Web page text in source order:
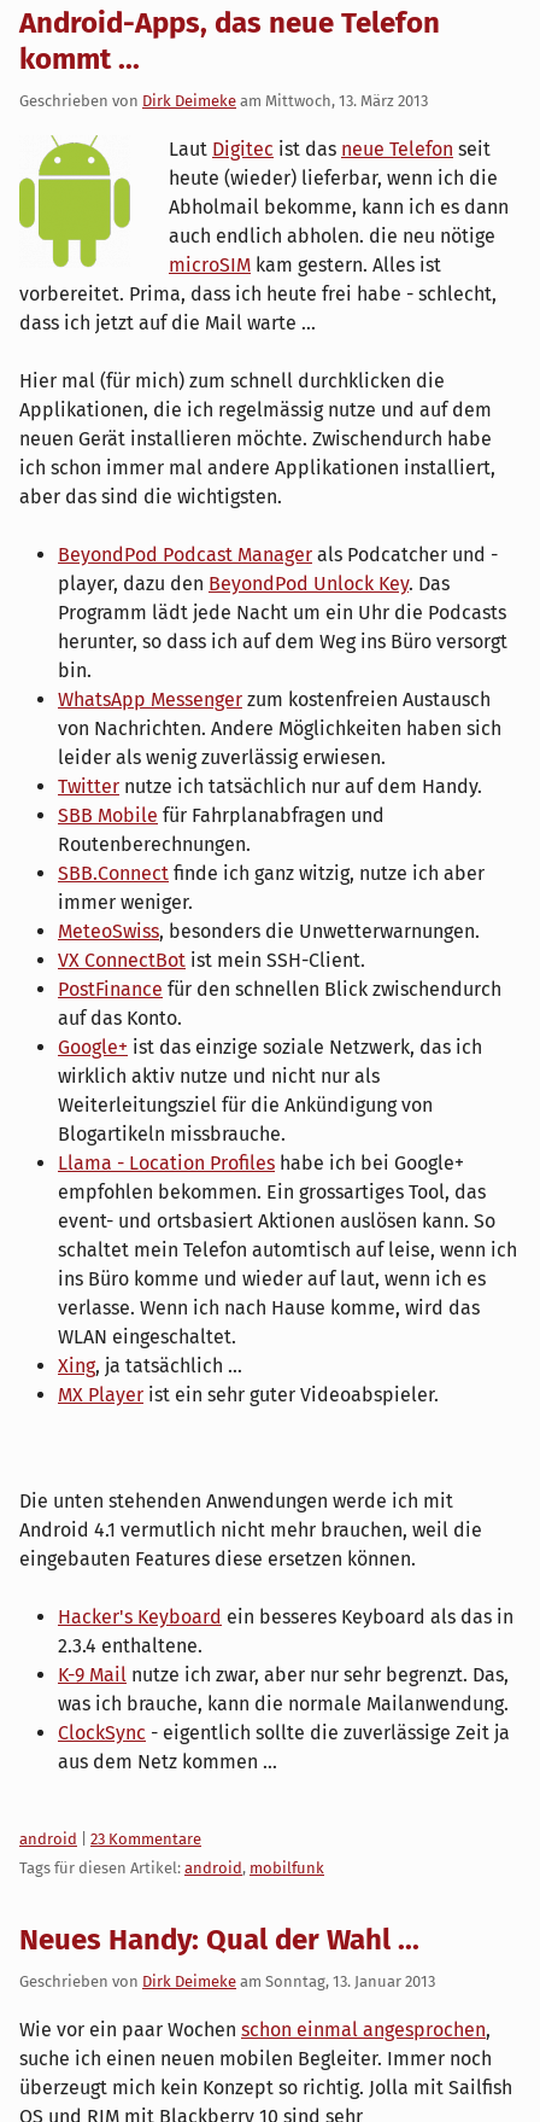
Android-Apps, das neue Telefon
kommt ...
Geschrieben von Dirk Deimeke am Mittwoch, 13. März 2013
Laut Digitec ist das neue Telefon seit
heute (wieder) lieferbar, wenn ich die
Abholmail bekomme, kann ich es dann
auch endlich abholen. die neu nötige
microSIM kam gestern. Alles ist
vorbereitet. Prima, dass ich heute frei habe - schlecht,
dass ich jetzt auf die Mail warte ...
Hier mal (für mich) zum schnell durchklicken die
Applikationen, die ich regelmässig nutze und auf dem
neuen Gerät installieren möchte. Zwischendurch habe
ich schon immer mal andere Applikationen installiert,
aber das sind die wichtigsten.
BeyondPod Podcast Manager als Podcatcher und -
player, dazu den BeyondPod Unlock Key. Das
Programm lädt jede Nacht um ein Uhr die Podcasts
herunter, so dass ich auf dem Weg ins Büro versorgt
bin.
WhatsApp Messenger zum kostenfreien Austausch
von Nachrichten. Andere Möglichkeiten haben sich
leider als wenig zuverlässig erwiesen.
Twitter nutze ich tatsächlich nur auf dem Handy.
SBB Mobile für Fahrplanabfragen und
Routenberechnungen.
SBB.Connect finde ich ganz witzig, nutze ich aber
immer weniger.
MeteoSwiss, besonders die Unwetterwarnungen.
VX ConnectBot ist mein SSH-Client.
PostFinance für den schnellen Blick zwischendurch
auf das Konto.
Google+ ist das einzige soziale Netzwerk, das ich
wirklich aktiv nutze und nicht nur als
Weiterleitungsziel für die Ankündigung von
Blogartikeln missbrauche.
Llama - Location Profiles habe ich bei Google+
empfohlen bekommen. Ein grossartiges Tool, das
event- und ortsbasiert Aktionen auslösen kann. So
schaltet mein Telefon automtisch auf leise, wenn ich
ins Büro komme und wieder auf laut, wenn ich es
verlasse. Wenn ich nach Hause komme, wird das
WLAN eingeschaltet.
Xing, ja tatsächlich ...
MX Player ist ein sehr guter Videoabspieler.
Die unten stehenden Anwendungen werde ich mit
Android 4.1 vermutlich nicht mehr brauchen, weil die
eingebauten Features diese ersetzen können.
Hacker's Keyboard ein besseres Keyboard als das in
2.3.4 enthaltene.
K-9 Mail nutze ich zwar, aber nur sehr begrenzt. Das,
was ich brauche, kann die normale Mailanwendung.
ClockSync - eigentlich sollte die zuverlässige Zeit ja
aus dem Netz kommen ...
Kategorien:
android
23 Kommentare
Tags für diesen Artikel: android, mobilfunk
Neues Handy: Qual der Wahl ...
Geschrieben von Dirk Deimeke am Sonntag, 13. Januar 2013
Wie vor ein paar Wochen schon einmal angesprochen,
suche ich einen neuen mobilen Begleiter. Immer noch
überzeugt mich kein Konzept so richtig. Jolla mit Sailfish
OS und RIM mit Blackberry 10 sind sehr